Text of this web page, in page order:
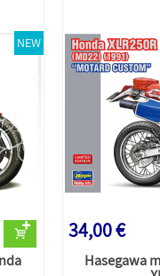
NEW
34,00 €
Hasegawa